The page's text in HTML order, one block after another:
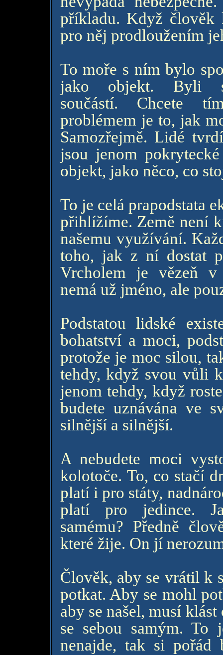
příkladu. Když člověk
pro něj prodloužením
To moře s ním bylo
jako objekt. Byli
součástí. Chcete
problémem je to, jak
Samozřejmě. Lidé
jsou jenom
objekt, jako něco, co
To je celá prapodstata
přihlížíme. Země není
našemu využívání.
toho, jak z ní dostat
Vrcholem je vězeň v
nemá už jméno, ale
Podstatou lidské
bohatství a moci,
protože je moc silou,
tehdy, když svou vůli
jenom tehdy, když
budete uznávána ve
silnější a silnější.
A nebudete moci
kolotoče. To, co stačí
platí i pro státy,
platí pro jedince.
samému? Předně
které žije. On jí
Člověk, aby se vrátil k
potkat. Aby se mohl
aby se našel, musí
se sebou samým. To
nenajde, tak si pořád